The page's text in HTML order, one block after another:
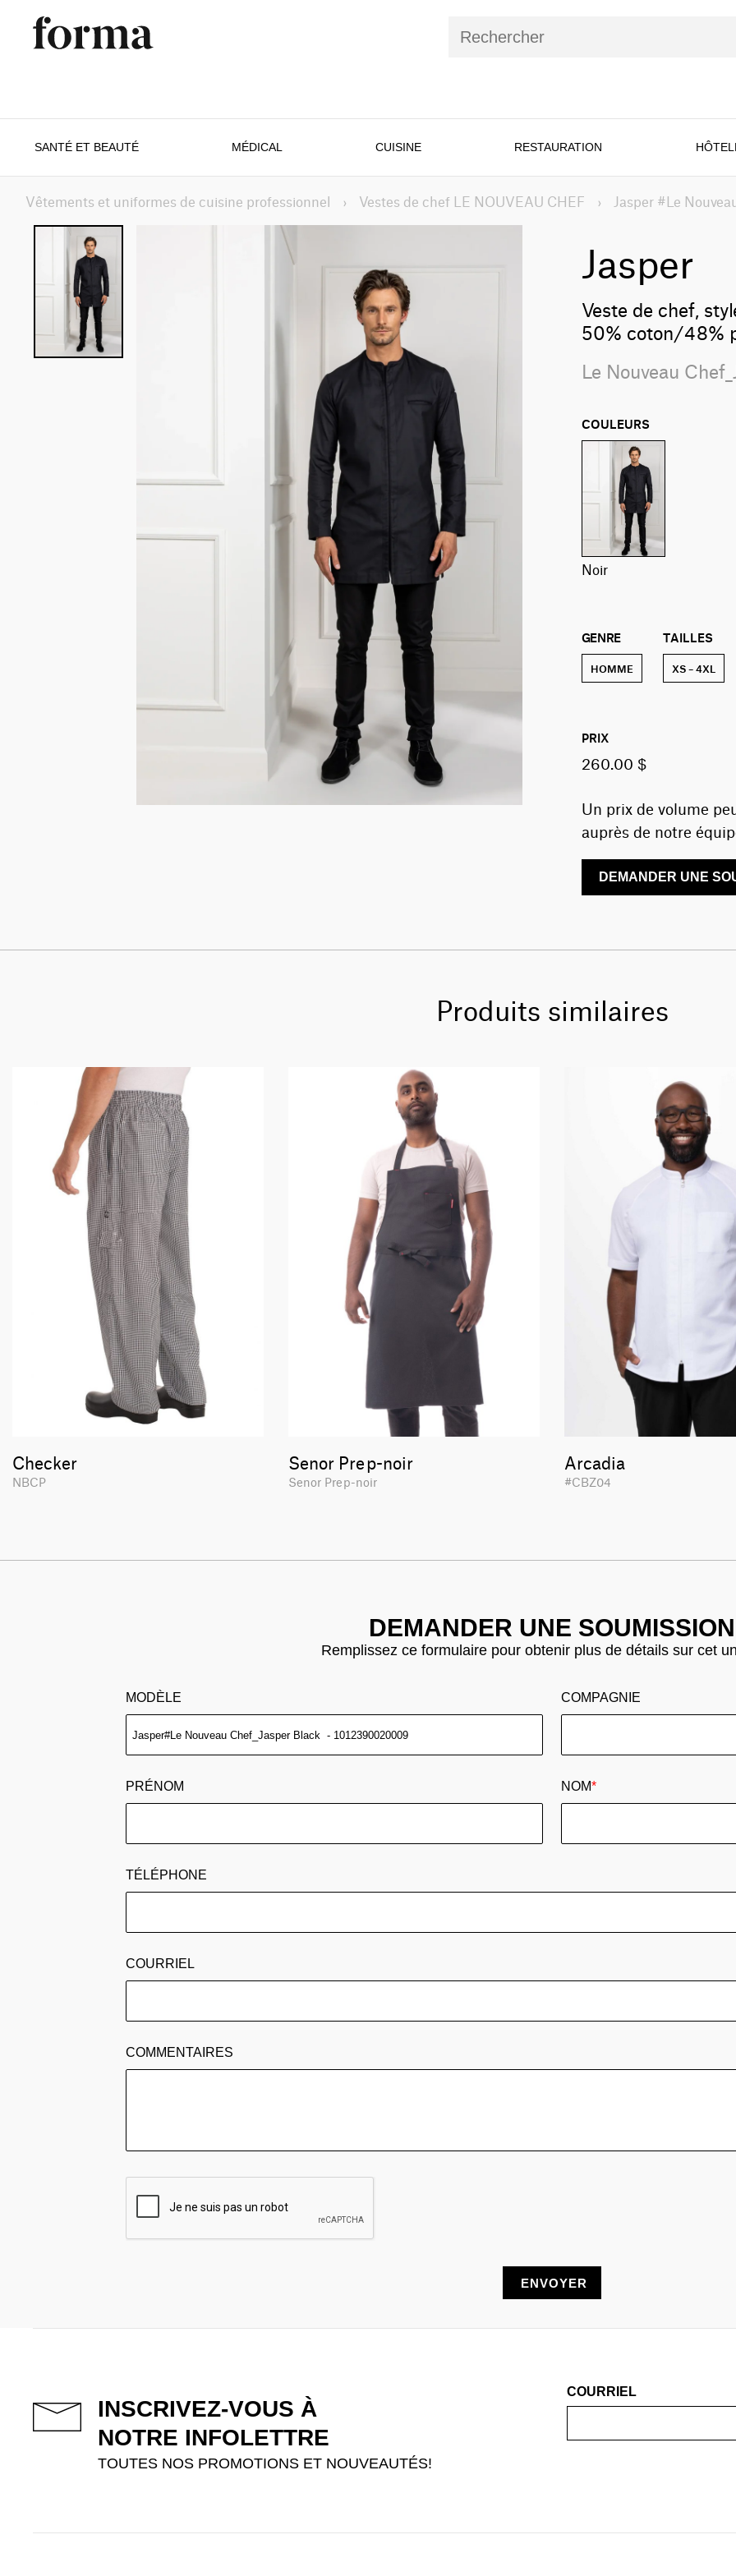
SANTÉ ET BEAUTÉ MÉDICAL CUISINE RESTAURATION
Vêtements et uniformes de cuisine professionnel › Vestes de chef LE NOUVEAU CHEF › Jasper #Le
Jasper
Veste de chef,
50% coton/48%
Le Nouveau
COULEURS
noir
GENRE
HOMME
TAILLES
XS – 4XL
PRIX
260.00 $
Un prix de volume
auprès de notre
DEMANDER UNE
Produits similaires
Checker
NBCP
Senor Prep-noir
Senor Prep-noir
Arcadia
#CBZ04
DEMANDER UNE SOUMISSION
Remplissez ce formulaire pour obtenir plus de détails sur cet
MODÈLE COMPAGNIE
PRÉNOM NOM*
TÉLÉPHONE
COURRIEL
COMMENTAIRES
INSCRIVEZ-VOUS À
NOTRE INFOLETTRE
TOUTES NOS PROMOTIONS ET NOUVEAUTÉS!
COURRIEL